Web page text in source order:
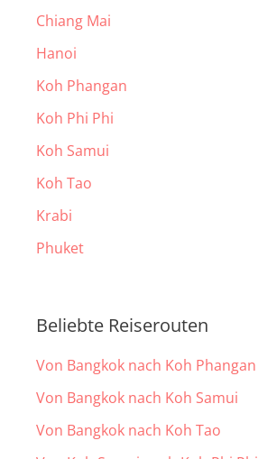
Chiang Mai
Hanoi
Koh Phangan
Koh Phi Phi
Koh Samui
Koh Tao
Krabi
Phuket
Beliebte Reiserouten
Von Bangkok nach Koh Phangan
Von Bangkok nach Koh Samui
Von Bangkok nach Koh Tao